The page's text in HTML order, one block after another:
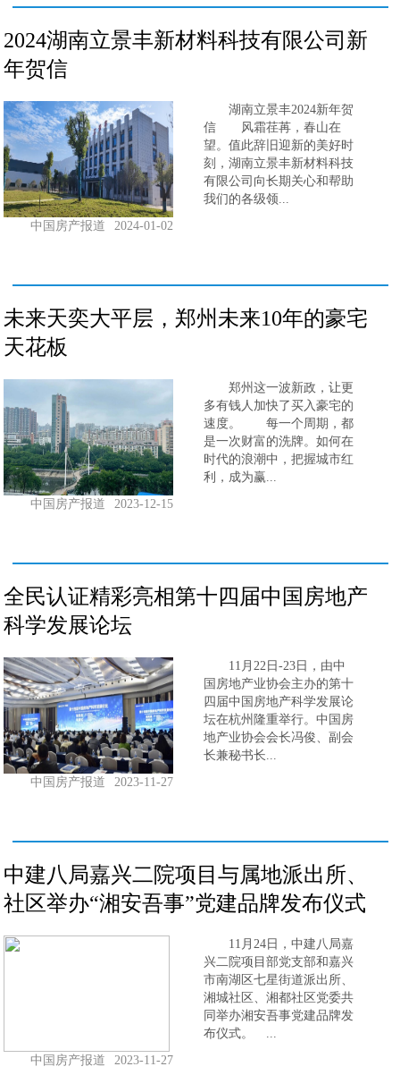
2024湖南立景丰新材料科技有限公司新
年贺信
湖南立景丰2024新年贺
信 风霜荏苒，春山在
望。值此辞旧迎新的美好时
刻，湖南立景丰新材料科技
有限公司向长期关心和帮助
我们的各级领...
中国房产报道
2024-01-02
未来天奕大平层，郑州未来10年的豪宅
天花板
郑州这一波新政，让更
多有钱人加快了买入豪宅的
速度。 每一个周期，都
是一次财富的洗牌。如何在
时代的浪潮中，把握城市红
利，成为赢...
中国房产报道
2023-12-15
全民认证精彩亮相第十四届中国房地产
科学发展论坛
11月22日-23日，由中
国房地产业协会主办的第十
四届中国房地产科学发展论
坛在杭州隆重举行。中国房
地产业协会会长冯俊、副会
长兼秘书长...
中国房产报道
2023-11-27
中建八局嘉兴二院项目与属地派出所、
社区举办“湘安吾事”党建品牌发布仪式
11月24日，中建八局嘉
兴二院项目部党支部和嘉兴
市南湖区七星街道派出所、
湘城社区、湘都社区党委共
同举办湘安吾事党建品牌发
布仪式。 ...
中国房产报道
2023-11-27